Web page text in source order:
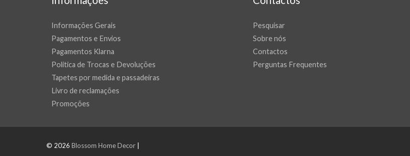
Informações Gerais
Pagamentos e Envios
Pagamentos Klarna
Politica de Trocas e Devoluções
Tapetes por medida e passadeiras
Livro de reclamações
Promoções
Pesquisar
Sobre nós
Contactos
Perguntas Frequentes
© 2026 Blossom Home Decor |